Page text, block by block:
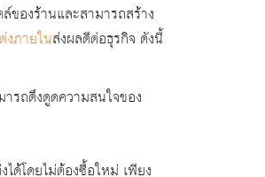
ของร้านและสามารถสร้าง
ภายในส่งผลดีต่อธุรกิจ ดังนี้
รถดึงดูดความสนใจของ
ด้โดยไม่ต้องซื้อใหม่ เพียง